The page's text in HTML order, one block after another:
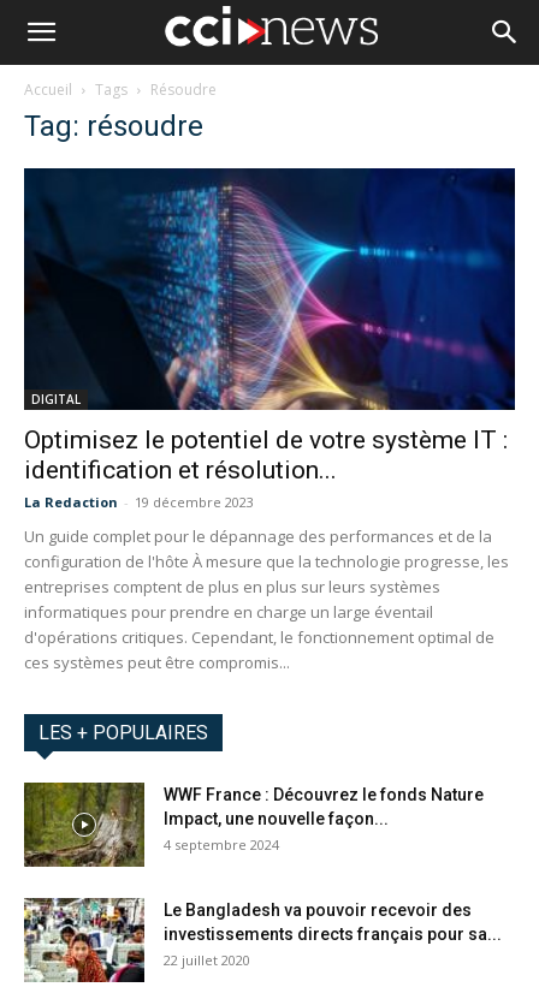
Accueil Tags Résoudre
Tag: résoudre
DIGITAL
Optimisez le potentiel de votre système IT :
identification et résolution...
La Redaction - 19 décembre 2023
Un guide complet pour le dépannage des performances et de la
configuration de l'hôte À mesure que la technologie progresse, les
entreprises comptent de plus en plus sur leurs systèmes
informatiques pour prendre en charge un large éventail
d'opérations critiques. Cependant, le fonctionnement optimal de
ces systèmes peut être compromis...
LES + POPULAIRES
WWF France : Découvrez le fonds Nature
Impact, une nouvelle façon...
4 septembre 2024
Le Bangladesh va pouvoir recevoir des
investissements directs français pour sa...
22 juillet 2020